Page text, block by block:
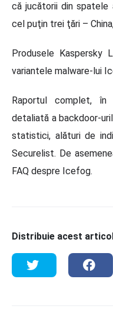
că jucătorii din spatele
cel puţin trei ţări –
Produsele Kaspersky
variantele malware-lui
Raportul complet, în
detaliată a backdoor-
statistici, alături de
Securelist. De
FAQ despre Icefog.
Distribuie acest